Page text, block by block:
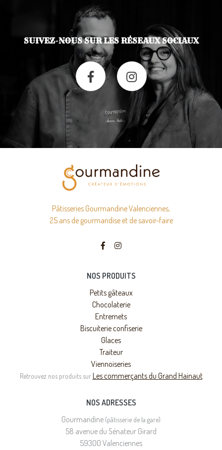
SUIVEZ-NOUS SUR LES RÉSEAUX SOCIAUX
Pâtisseries Gourmandine Valenciennes,
25 ans de gourmandise et de savoir-faire
NOS PRODUITS
Petits gâteaux
Chocolaterie
Entremets
Biscuiterie confiserie
Glaces
Traiteur
Viennoiseries
Retrouvez nos produits surLes commerçants du Grand Hainaut
NOS ADRESSES
Gourmandine (pâtisserie de la gare)
58 avenue du Sénateur Girard
59300 Valenciennes